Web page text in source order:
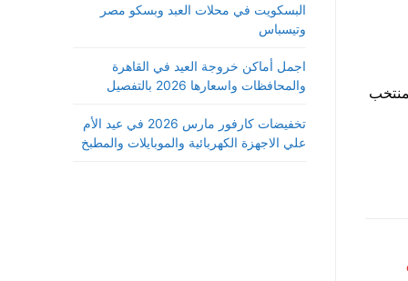
البسكويت في محلات العبد وبسكو مصر
وتيسباس
اجمل أماكن خروجة العيد في القاهرة
والمحافظات واسعارها 2026 بالتفصيل
تخفيضات كارفور مارس 2026 في عيد الأم
علي الاجهزة الكهربائية والموبايلات والمطبخ